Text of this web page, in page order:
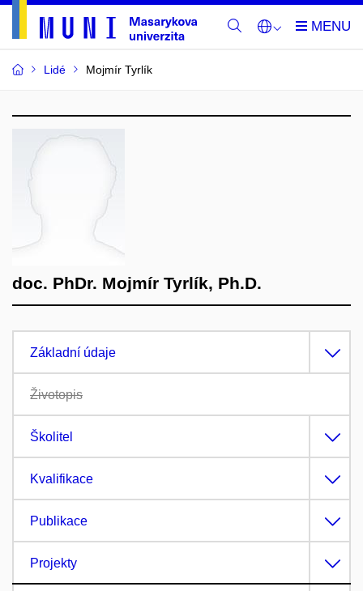
Lidé Mojmír Tyrlík
doc. PhDr. Mojmír Tyrlík, Ph.D.
Základní údaje
Životopis
Školitel
Kvalifikace
Publikace
Projekty